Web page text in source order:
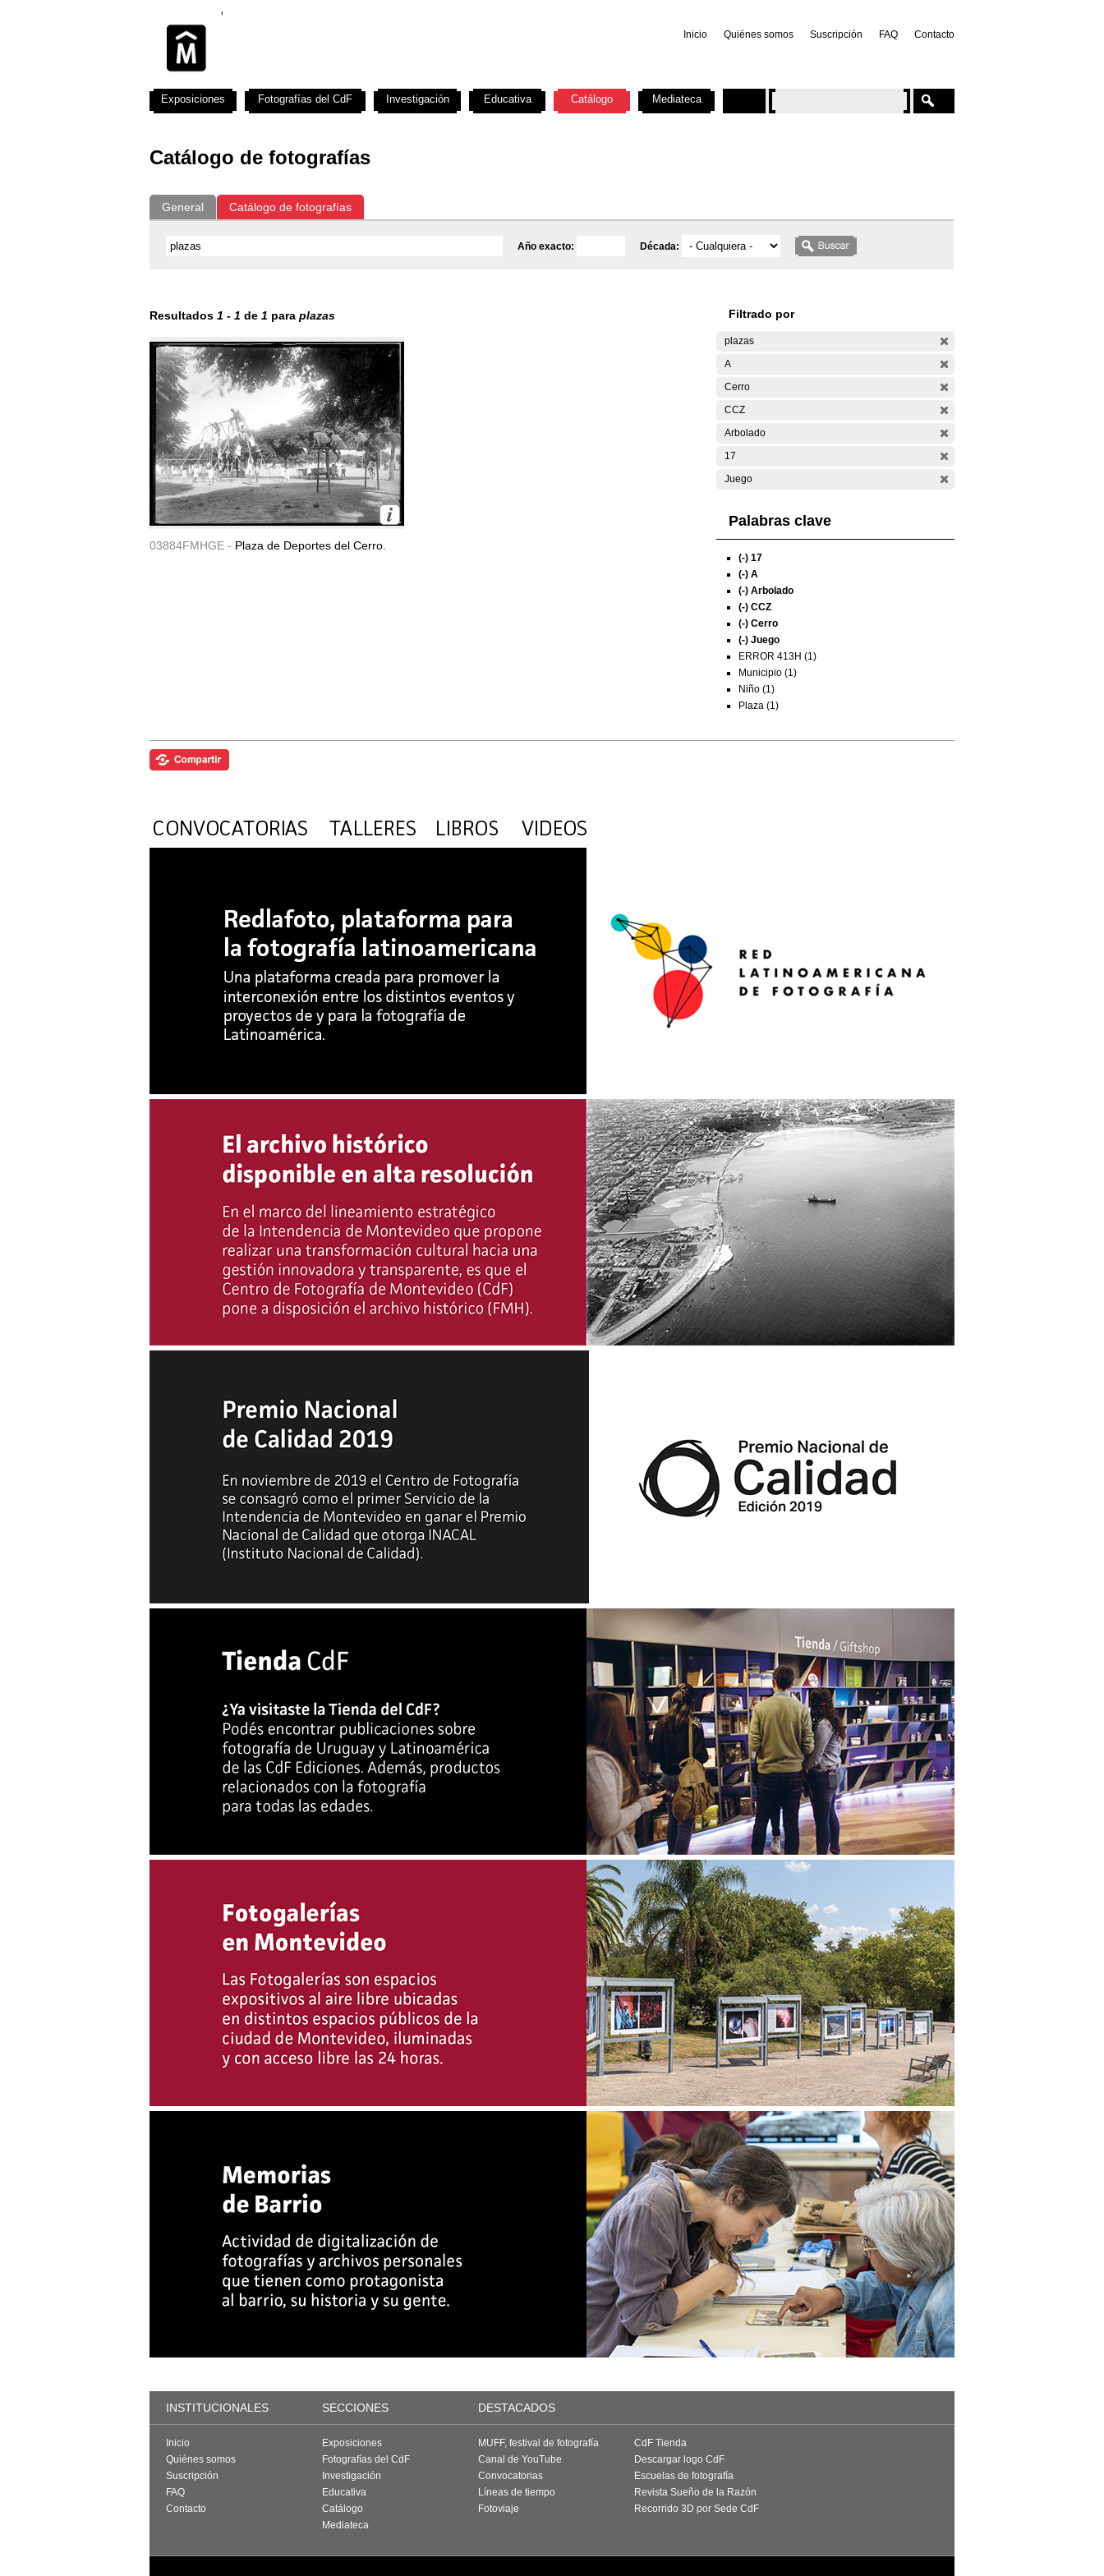
Inicio Quiénes somos Suscripción FAQ Contacto
Catálogo de fotografías
General Catálogo de fotografías
Año exacto: Década:
Resultados 1 - 1 de 1 para plazas
03884FMHGE - Plaza de Deportes del Cerro.
Filtrado por
plazas
A
Cerro
CCZ
Arbolado
17
Juego
Palabras clave
(-) 17
(-) A
(-) Arbolado
(-) CCZ
(-) Cerro
(-) Juego
ERROR 413H (1)
Municipio (1)
Niño (1)
Plaza (1)
Exposiciones Fotografías del CdF Investigación Educativa Catálogo Mediateca
INSTITUCIONALES SECCIONES DESTACADOS
Inicio
Quiénes somos
Suscripción
FAQ
Contacto
Exposiciones
Fotografías del CdF
Investigación
Educativa
Catálogo
Mediateca
MUFF, festival de fotografía
Canal de YouTube
Convocatorias
Líneas de tiempo
Fotoviaje
CdF Tienda
Descargar logo CdF
Escuelas de fotografía
Revista Sueño de la Razón
Recorrido 3D por Sede CdF